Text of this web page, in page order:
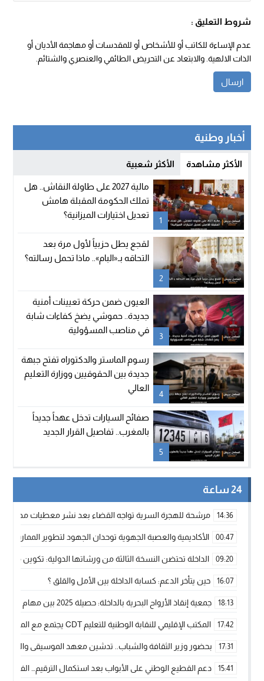
شروط التعليق :
عدم الإساءة للكاتب أو للأشخاص أو للمقدسات أو مهاجمة الأديان أو
الذات الالهية. والابتعاد عن التحريض الطائفي والعنصري والشتائم.
أخبار وطنية
الأكثر مشاهدة الأكثر شعبية
1
مالية 2027 على طاولة النقاش.. هل
تملك الحكومة المقبلة هامش
تعديل اختيارات الميزانية؟
2
لقجع يطل حزبياً لأول مرة بعد
التحاقه بـ«البام».. ماذا تحمل رسالته؟
3
العيون ضمن حركة تعيينات أمنية
جديدة.. حموشي يضخ كفاءات شابة
في مناصب المسؤولية
4
رسوم الماستر والدكتوراه تفتح جبهة
جديدة بين الحقوقيين ووزارة التعليم
العالي
5
صفائح السيارات تدخل عهداً جديداً
بالمغرب.. تفاصيل القرار الجديد
24 ساعة
14:36 مرشحة للهجرة السرية تواجه القضاء بعد نشر معطيات مضللة
00:47 الأكاديمية والعصبة الجهوية توحدان الجهود لتطوير الممارسة
09:20 الداخلة تحتضن النسخة الثالثة من ورشاتها الدولية: تكوين
16:07 حين يتأخر الدعم: كسابة الداخلة بين الأمل والقلق ؟
18:13 جمعية إنقاذ الأرواح البحرية بالداخلة: حصيلة 2025 بين مهام الإنقاذ ومشروع “دار البحار”
17:42 المكتب الإقليمي للنقابة الوطنية للتعليم CDT يجتمع مع المدير الإقليمي لمناقشة ملفات جوهرية لنساء ورجال التعليم
17:31 بحضور وزير الثقافة والشباب.. تدشين معهد الموسيقى والفنون
15:41 دعم القطيع الوطني على الأبواب بعد استكمال الترقيم…